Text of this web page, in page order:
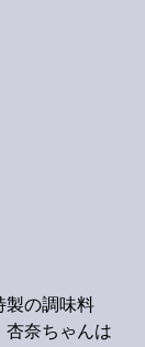
製の調味料
杏奈ちゃんは